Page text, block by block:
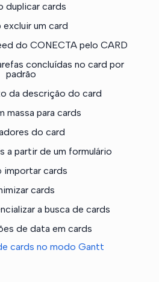
duplicar cards
excluir um card
do CONECTA pelo CARD
concluídas no card por
padrão
da descrição do card
massa para cards
do card
a partir de um formulário
importar cards
cards
a busca de cards
de data em cards
cards no modo Gantt